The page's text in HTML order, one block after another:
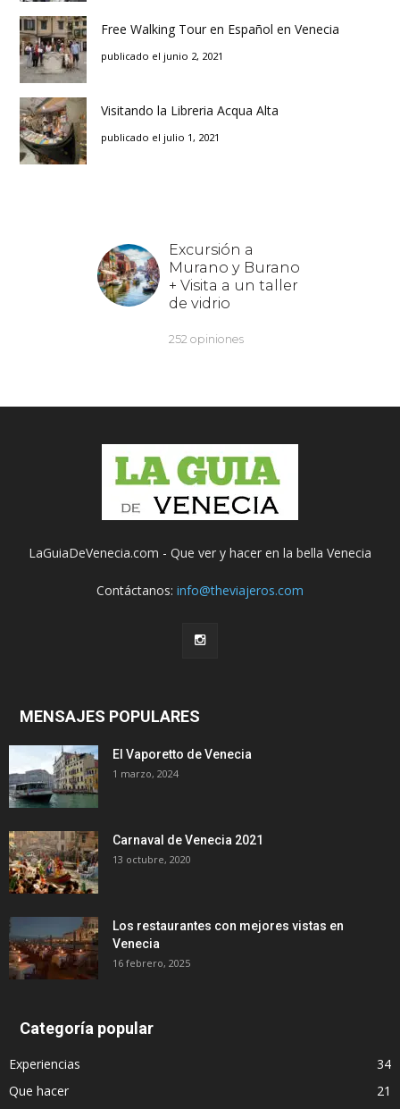
Free Walking Tour en Español en Venecia
publicado el junio 2, 2021
Visitando la Libreria Acqua Alta
publicado el julio 1, 2021
LaGuiaDeVenecia.com - Que ver y hacer en la bella Venecia
Contáctanos: info@theviajeros.com
MENSAJES POPULARES
El Vaporetto de Venecia
1 marzo, 2024
Carnaval de Venecia 2021
13 octubre, 2020
Los restaurantes con mejores vistas en
Venecia
16 febrero, 2025
Categoría popular
Experiencias
34
Que hacer
21